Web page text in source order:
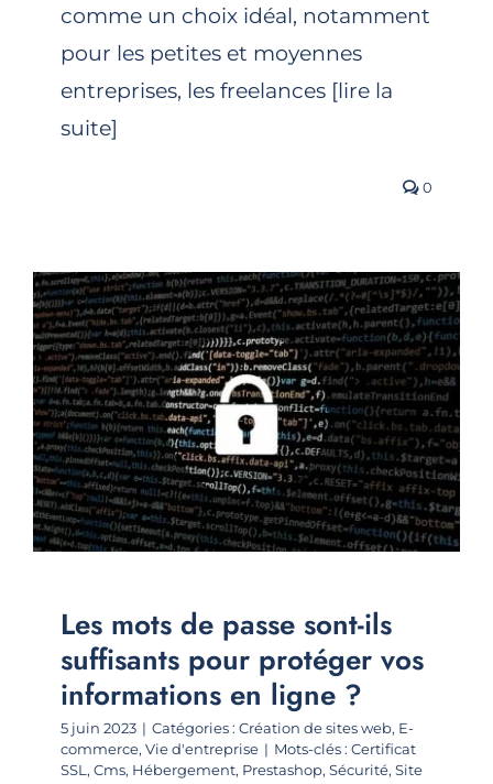
comme un choix idéal, notamment
pour les petites et moyennes
entreprises, les freelances [lire la
suite]
0
Les mots de passe sont-ils
suffisants pour protéger vos
informations en ligne ?
5 juin 2023 | Catégories : Création de sites web, E-
commerce, Vie d'entreprise | Mots-clés : Certificat
SSL , Cms, Hébergement, Prestashop, Sécurité, Site